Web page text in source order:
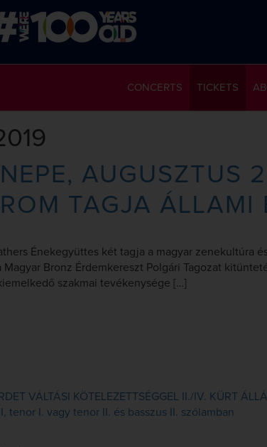
CONCERTS TICKETS
AUGUSZTUS
TAGJA ÁLLAMI
Énekegyüttes két tagja a magyar zenekultúra
Bronz Érdemkereszt Polgári Tagozat
szakmai tevékenysége […]
VÁLTÁSI KÖTELEZETTSÉGGEL II./IV. KÜRT
tenor I. vagy tenor II. és basszus II. szólamban